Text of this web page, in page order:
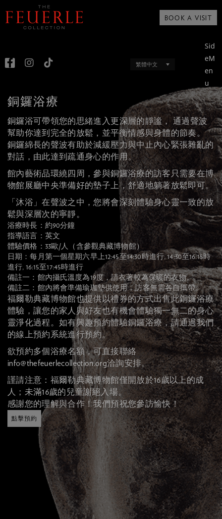
BOOK A VISIT
繁體中文
Sid
eM
en
u
銅鑼浴療
銅鑼浴可帶領您的思緒進入更深層的靜謐， 通過聲波
幫助你達到完全的放鬆，並平衡情感與身體的節奏。
銅鑼綿長的聲波有助於減緩壓力與中止內心緊張雜亂的
對話，由此達到疏通身心的作用。
館內藝術品環繞四周，參與銅鑼浴療的訪客只需要在博
物館展廳中央準備好的墊子上，舒適地躺著放鬆即可。
「沐浴」在聲波之中，您將會深刻體驗身心靈一致的放
鬆與深層次的寧靜。
浴療時長：約90分鐘
指導語言：英文
體驗價格：33歐/人（含參觀典藏博物館）
日期：每月第一個星期六早上12:45至14:30時進行, 14:30至16:15時
進行, 16:15至17:45時進行
備註一：館內攝氏溫度為19度，請衣著較為保暖的衣物。
備註二：館內將會準備瑜珈墊供使用，訪客無需各自攜帶。
福爾勒典藏博物館也提供以禮券的方式出售此銅鑼浴療
體驗，讓您的家人與好友也有機會體驗獨一無二的身心
靈淨化過程。如有興趣預約體驗銅鑼浴療，請通過我們
的線上預約系統進行預約。
欲預約多個浴療名額，可直接聯絡
info@thefeuerlecollection.org洽詢安排。
謹請注意：福爾勒典藏博物館僅開放於16歲以上的成
人；未滿16歲的兒童謝絕入場。
感謝您的理解與合作！我們預祝您參訪愉快！
點擊預約